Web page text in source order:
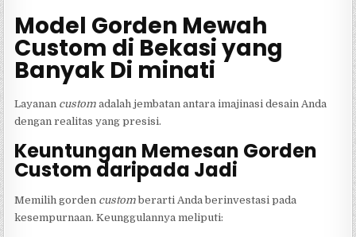
Model Gorden Mewah
Custom di Bekasi yang
Banyak Di minati
Layanan custom adalah jembatan antara imajinasi desain Anda
dengan realitas yang presisi.
Keuntungan Memesan Gorden
Custom daripada Jadi
Memilih gorden customberarti Anda berinvestasi pada
kesempurnaan. Keunggulannya meliputi: